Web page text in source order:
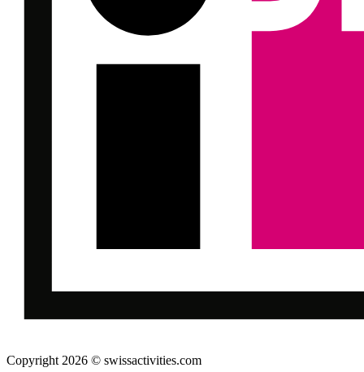
Copyright 2026 © swissactivities.com